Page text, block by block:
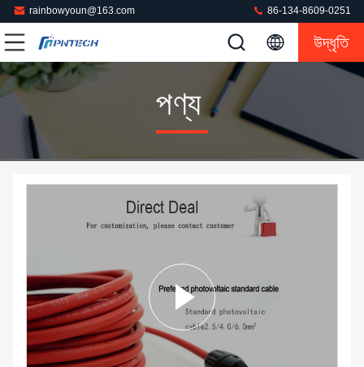
rainbowyoun@163.com 86-134-8609-0251
উদ্ধৃতি
পণ্য